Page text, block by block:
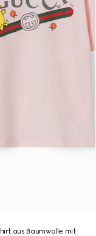
aus Baumwolle mit